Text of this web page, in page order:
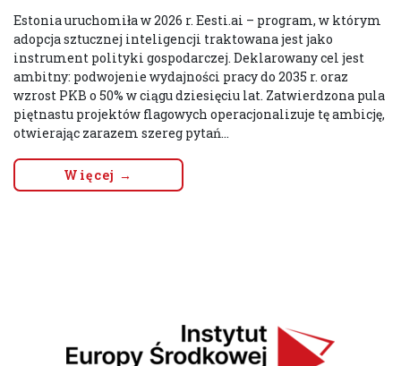
Estonia uruchomiła w 2026 r. Eesti.ai – program, w którym
adopcja sztucznej inteligencji traktowana jest jako
instrument polityki gospodarczej. Deklarowany cel jest
ambitny: podwojenie wydajności pracy do 2035 r. oraz
wzrost PKB o 50% w ciągu dziesięciu lat. Zatwierdzona pula
piętnastu projektów flagowych operacjonalizuje tę ambicję,
otwierając zarazem szereg pytań...
Więcej →